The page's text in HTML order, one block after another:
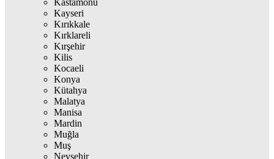
Kastamonu
Kayseri
Kırıkkale
Kırklareli
Kırşehir
Kilis
Kocaeli
Konya
Kütahya
Malatya
Manisa
Mardin
Muğla
Muş
Nevşehir